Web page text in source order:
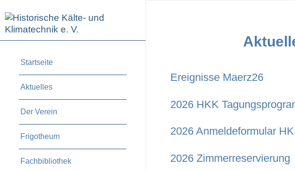
Startseite
Aktuelles
Der Verein
Frigotheum
Fachbibliothek
Ereignisse Maerz26
2026 HKK
2026 Anmeldeformular
2026 Zimmerreservierung